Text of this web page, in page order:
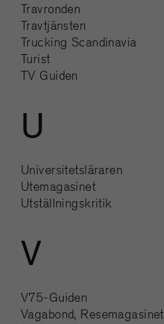
Travronden
Travtjänsten
Trucking Scandinavia
Turist
TV Guiden
U
Universitetsläraren
Utemagasinet
Utställningskritik
V
V75-Guiden
Vagabond, Resemagasinet